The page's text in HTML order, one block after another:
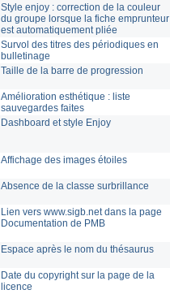
Style enjoy : correction de la couleur
du groupe lorsque la fiche emprunteur
est automatiquement pliée
Survol des titres des périodiques en
bulletinage
Taille de la barre de progression
Amélioration esthétique : liste
sauvegardes faites
Dashboard et style Enjoy
Affichage des images étoiles
Absence de la classe surbrillance
Lien vers www.sigb.net dans la page
Documentation de PMB
Espace après le nom du thésaurus
Date du copyright sur la page de la
licence